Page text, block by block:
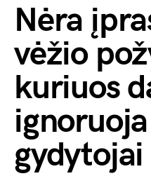
Nėra
vėžio
kuriuos
gydytojai